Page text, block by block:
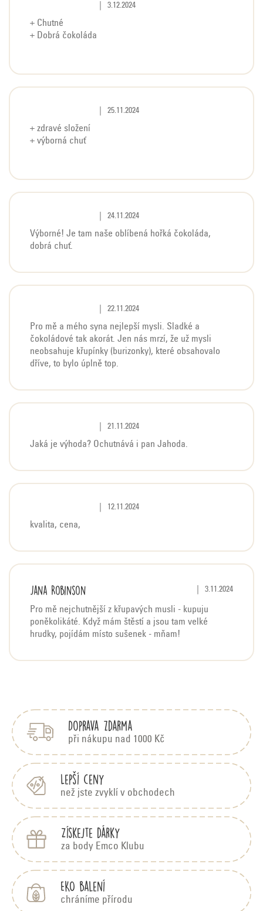
Hodnocení produktu je 5 z 5 hvězdiček.
3.12.2024
+ Chutné
+ Dobrá čokoláda
Hodnocení produktu je 5 z 5 hvězdiček.
25.11.2024
+ zdravé složení
+ výborná chuť
Hodnocení produktu je 5 z 5 hvězdiček.
24.11.2024
Výborné! Je tam naše oblíbená hořká čokoláda,
dobrá chuť.
Hodnocení produktu je 5 z 5 hvězdiček.
22.11.2024
Pro mě a mého syna nejlepší mysli. Sladké a
čokoládové tak akorát. Jen nás mrzí, že už mysli
neobsahuje křupínky (burizonky), které obsahovalo
dříve, to bylo úplně top.
Hodnocení produktu je 5 z 5 hvězdiček.
21.11.2024
Jaká je výhoda? Ochutnává i pan Jahoda.
Hodnocení produktu je 5 z 5 hvězdiček.
12.11.2024
kvalita, cena,
Jana Robinson Hodnocení
3.11.2024
Pro mě nejchutnější z křupavých musli - kupuju
poněkolikáté. Když mám štěstí a jsou tam velké
hrudky, pojídám místo sušenek - mňam!
Doprava zdarma
při nákupu nad 1000 Kč
Lepší ceny
než jste zvyklí v obchodech
Získejte dárky
za body Emco Klubu
EKO balení
chráníme přírodu